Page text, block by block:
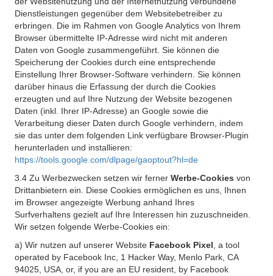
Dienstleistungen gegenüber dem Websitebetreiber zu
erbringen. Die im Rahmen von Google Analytics von Ihrem
Browser übermittelte IP-Adresse wird nicht mit anderen
Daten von Google zusammengeführt. Sie können die
Speicherung der Cookies durch eine entsprechende
Einstellung Ihrer Browser-Software verhindern. Sie können
darüber hinaus die Erfassung der durch die Cookies
erzeugten und auf Ihre Nutzung der Website bezogenen
Daten (inkl. Ihrer IP-Adresse) an Google sowie die
Verarbeitung dieser Daten durch Google verhindern, indem
sie das unter dem folgenden Link verfügbare Browser-Plugin
herunterladen und installieren:
https://tools.google.com/dlpage/gaoptout?hl=de
3.4 Zu Werbezwecken setzen wir ferner Werbe-Cookies von
Drittanbietern ein. Diese Cookies ermöglichen es uns, Ihnen
im Browser angezeigte Werbung anhand Ihres
Surfverhaltens gezielt auf Ihre Interessen hin zuzuschneiden.
Wir setzen folgende Werbe-Cookies ein:
a) Wir nutzen auf unserer Website Facebook Pixel , a tool
operated by Facebook Inc, 1 Hacker Way, Menlo Park, CA
94025, USA, or, if you are an EU resident, by Facebook